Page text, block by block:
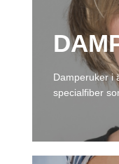
Damperuker i
specialfiber